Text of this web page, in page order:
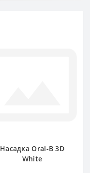
Насадка Oral-B 3D
White